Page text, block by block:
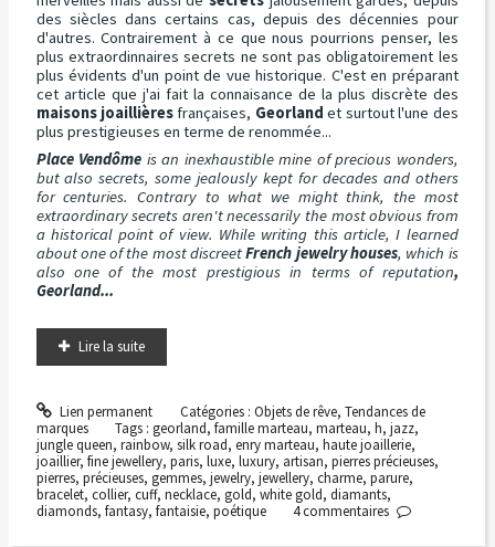
des siècles dans certains cas, depuis des décennies pour
d'autres. Contrairement à ce que nous pourrions penser, les
plus extraordinnaires secrets ne sont pas obligatoirement les
plus évidents d'un point de vue historique. C'est en préparant
cet article que j'ai fait la connaisance de la plus discrète des
maisons joaillièresfrançaises, Georland et surtout l'une des
plus prestigieuses en terme de renommée...
Place Vendôme is an inexhaustible mine of precious wonders,
but also secrets, some jealously kept for decades and others
for centuries. Contrary to what we might think, the most
extraordinary secrets aren't necessarily the most obvious from
a historical point of view. While writing this article, I learned
about one of the most discreetFrench jewelry houses, which is
also one of the most prestigious in terms of reputation,
Georland...
Lire la suite
Lien permanent Catégories : Objets de rêve, Tendances de
marques
Tags :georland,famille marteau,marteau,h,jazz,
jungle queen, rainbow, silk road, enry marteau, haute joaillerie,
joaillier, fine jewellery, paris, luxe, luxury, artisan, pierres précieuses,
pierres, précieuses, gemmes, jewelry, jewellery, charme, parure,
bracelet, collier, cuff, necklace, gold, white gold, diamants,
diamonds, fantasy, fantaisie, poétique 4commentaires